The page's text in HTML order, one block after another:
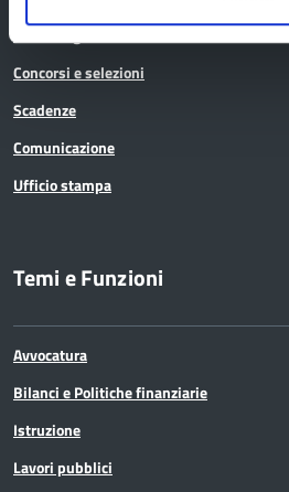
Concorsi e selezioni
Scadenze
Comunicazione
Ufficio stampa
Temi e Funzioni
Avvocatura
Bilanci e Politiche finanziarie
Istruzione
Lavori pubblici